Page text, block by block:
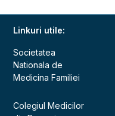
Linkuri utile:
Societatea
Nationala de
Medicina Familiei
Colegiul Medicilor